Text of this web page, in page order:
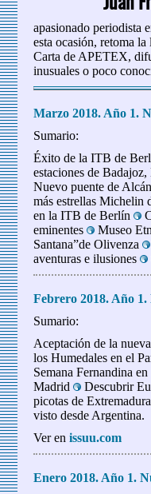
apasionado periodista
esta ocasión, retoma
Carta de APETEX,
inusuales o poco
Marzo 2018. Año 1.
Sumario:
Éxito de la ITB de
estaciones de
Nuevo puente de
más estrellas Michelin
en la ITB de Berlín
eminentes
Museo
Santana”de Olivenza
aventuras e ilusiones
Febrero 2018. Año
Sumario:
Aceptación de la
los Humedales en el
Semana Fernandina
Madrid
Descubrir
picotas de
visto desde Argentina.
Ver enissuu.com
Enero 2018. Año 1.